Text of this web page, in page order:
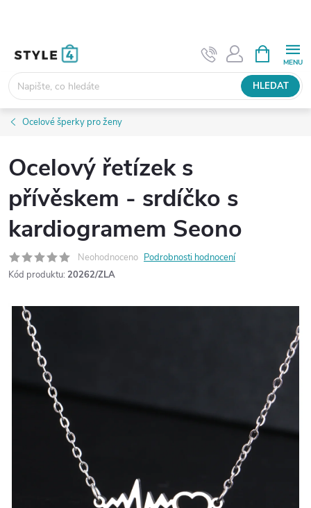
HLEDAT
NÁKUPNÍ
KOŠÍK
Ocelové šperky pro ženy
Ocelový řetízek s
přívěskem - srdíčko s
kardiogramem Seono
Neohodnoceno Podrobnosti hodnocení
Kód produktu: 20262/ZLA